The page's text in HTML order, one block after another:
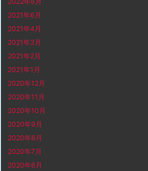
2021年6月
2021年4月
2021年3月
2021年2月
2021年1月
2020年12月
2020年11月
2020年10月
2020年9月
2020年8月
2020年7月
2020年6月